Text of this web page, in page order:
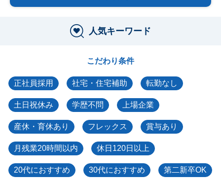
人気キーワード
こだわり条件
正社員採用 社宅・住宅補助 転勤なし
土日祝休み 学歴不問 上場企業
産休・育休あり フレックス 賞与あり
月残業20時間以内 休日120日以上
20代におすすめ 30代におすすめ 第二新卒OK